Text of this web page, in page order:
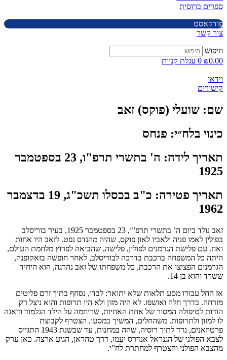
ספרים ברוסית
פודקאסט
צור קשר
חיפוש
₪0.00
0 עגלת קניות
וידאו
קישורים
שם: שועלי (פוקס) זאב
כינוי בלח״י: פנחס
תאריך לידה:
ה' בתשרי תרפ"ו, 23 בספטמבר
1925
תאריך פטירה:
כ"ב בכסלו תשכ"ג, 19 בדצמבר
1962
זאב נולד ביום ה’ בתשרי תרפ”ו, 23 בספטמבר 1925, בעיר בוריסלב
בפולין לאמו פניה ולאביו לאון פוקס, שהיה מהנדס נפט. לזאב היו אחות
ואח. עם פלישת הגרמנים לפולין, פלישה, שהביאה לפרוץ מלחמת העולם,
היתה כל המשפחה ברכבת בדרכה לבוריסלב, לאחר חופשה בזאקופנה,
הגרמנים הפציצו את הרכבת, כל משפחתו של זאב נהרגה, הוא היחיד
ששרד והוא בן 14.
אז החל עבורו מסע תלאות שלא יתואר: לבדו, נסחף בתוך זרם פליטים
מזרחה. בדרך חלה ואושפז. לא היה מזון ולא היו תרופות והוא ניצַל רק
הודות לטיפולה המסור של אחת האחיות, שריחמה על הילד הגלמוד ודאגה
לו למזון ולתרופות. משהחלים, המשיך במסעו, הצטרף לקבוצת
פרטיזאנים, נדד לתוך רוסיה, שהה במחנות, עד שבשנת 1943 התגייס
לצבא הפולני של הגנראל אנדרס ועִמו, דרך טהראן, הגיע ארצה. כאן ערק
מהצבא הפולני והצטרף למחתרת לח”י.